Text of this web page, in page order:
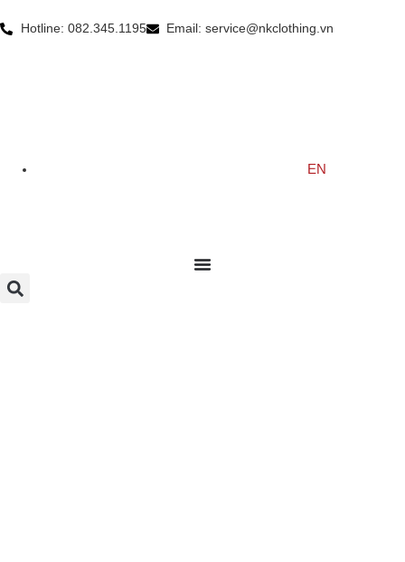
Hotline: 082.345.1195 Email: service@nkclothing.vn
EN